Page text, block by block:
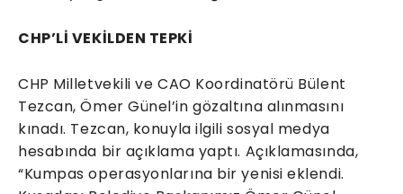
CHP’Lİ VEKİLDEN TEPKİ
CHP Milletvekili ve CAO Koordinatörü Bülent
Tezcan, Ömer Günel’in gözaltına alınmasını
kınadı. Tezcan, konuyla ilgili sosyal medya
hesabında bir açıklama yaptı. Açıklamasında,
“Kumpas operasyonlarına bir yenisi eklendi.